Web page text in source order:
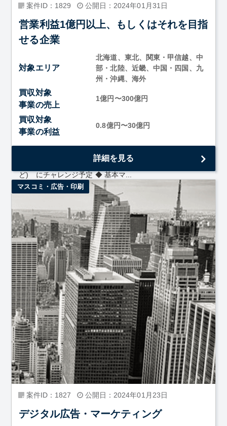
案件ID：1829 公開日：2024年01月31日
営業利益1億円以上、もしくはそれを目指
せる企業
対象エリア
北海道、東北、関東・甲信越、中
部・北陸、近畿、中国・四国、九
州・沖縄、海外
買収対象
事業の売上
1億円〜300億円
買収対象
事業の利益
0.8億円〜30億円
◆業種・地域は基本的に問わず 直近では医療法人・食品
関係卸を買収 教育関連・イノベーションな産業(ITな
ど) にチャレンジ予定 ◆ 基本マ...
詳細を見る
マスコミ・広告・印刷
案件ID：1827 公開日：2024年01月23日
デジタル広告・マーケティング